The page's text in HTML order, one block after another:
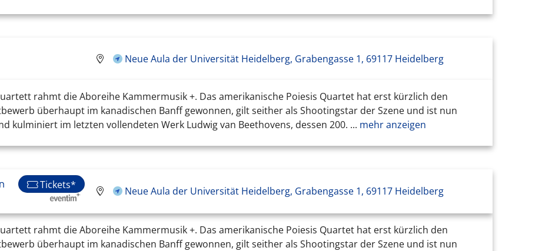
Neue Aula der Universität Heidelberg, Grabengasse 1, 69117 Heidelberg
rahmt die Aboreihe Kammermusik +. Das amerikanische Poiesis Quartet hat erst kürzlich den
überhaupt im kanadischen Banff gewonnen, gilt seither als Shootingstar der Szene und ist nun
kulminiert im letzten vollendeten Werk Ludwig van Beethovens, dessen 200. ... mehr anzeigen
Tickets*
Neue Aula der Universität Heidelberg, Grabengasse 1, 69117 Heidelberg
rahmt die Aboreihe Kammermusik +. Das amerikanische Poiesis Quartet hat erst kürzlich den
überhaupt im kanadischen Banff gewonnen, gilt seither als Shootingstar der Szene und ist nun